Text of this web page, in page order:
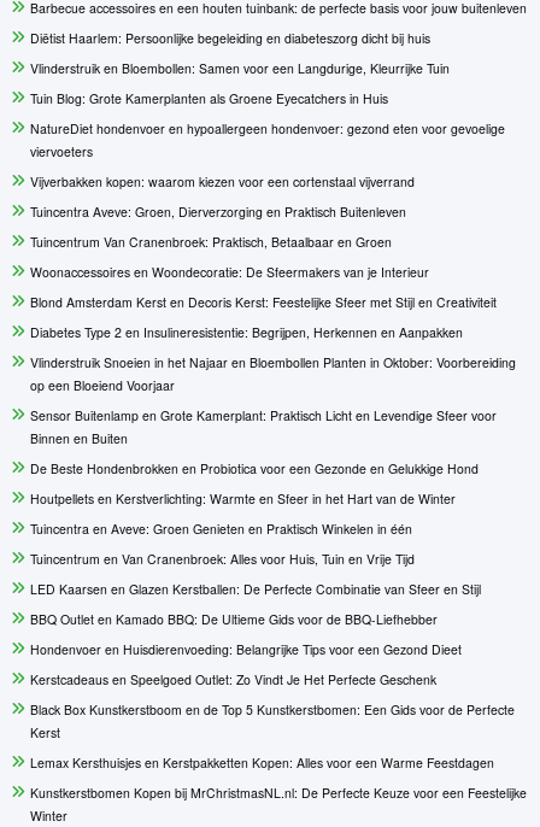
Barbecue accessoires en een houten tuinbank: de perfecte basis voor jouw buitenleven
Diëtist Haarlem: Persoonlijke begeleiding en diabeteszorg dicht bij huis
Vlinderstruik en Bloembollen: Samen voor een Langdurige, Kleurrijke Tuin
Tuin Blog: Grote Kamerplanten als Groene Eyecatchers in Huis
NatureDiet hondenvoer en hypoallergeen hondenvoer: gezond eten voor gevoelige
viervoeters
Vijverbakken kopen: waarom kiezen voor een cortenstaal vijverrand
Tuincentra Aveve: Groen, Dierverzorging en Praktisch Buitenleven
Tuincentrum Van Cranenbroek: Praktisch, Betaalbaar en Groen
Woonaccessoires en Woondecoratie: De Sfeermakers van je Interieur
Blond Amsterdam Kerst en Decoris Kerst: Feestelijke Sfeer met Stijl en Creativiteit
Diabetes Type 2 en Insulineresistentie: Begrijpen, Herkennen en Aanpakken
Vlinderstruik Snoeien in het Najaar en Bloembollen Planten in Oktober: Voorbereiding
op een Bloeiend Voorjaar
Sensor Buitenlamp en Grote Kamerplant: Praktisch Licht en Levendige Sfeer voor
Binnen en Buiten
De Beste Hondenbrokken en Probiotica voor een Gezonde en Gelukkige Hond
Houtpellets en Kerstverlichting: Warmte en Sfeer in het Hart van de Winter
Tuincentra en Aveve: Groen Genieten en Praktisch Winkelen in één
Tuincentrum en Van Cranenbroek: Alles voor Huis, Tuin en Vrije Tijd
LED Kaarsen en Glazen Kerstballen: De Perfecte Combinatie van Sfeer en Stijl
BBQ Outlet en Kamado BBQ: De Ultieme Gids voor de BBQ-Liefhebber
Hondenvoer en Huisdierenvoeding: Belangrijke Tips voor een Gezond Dieet
Kerstcadeaus en Speelgoed Outlet: Zo Vindt Je Het Perfecte Geschenk
Black Box Kunstkerstboom en de Top 5 Kunstkerstbomen: Een Gids voor de Perfecte
Kerst
Lemax Kersthuisjes en Kerstpakketten Kopen: Alles voor een Warme Feestdagen
Kunstkerstbomen Kopen bij MrChristmasNL.nl: De Perfecte Keuze voor een Feestelijke
Winter